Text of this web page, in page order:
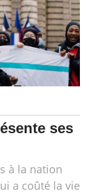
ses
à la nation
a coûté la vie